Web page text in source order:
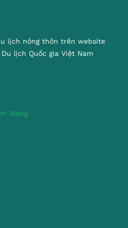
lịch nông thôn trên website
lịch Quốc gia Việt Nam